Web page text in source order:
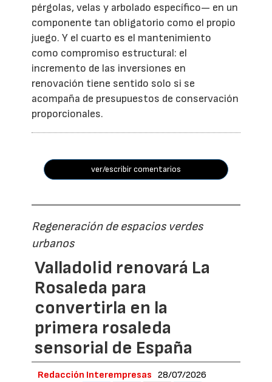
pérgolas, velas y arbolado específico— en un
componente tan obligatorio como el propio
juego. Y el cuarto es el mantenimiento
como compromiso estructural: el
incremento de las inversiones en
renovación tiene sentido solo si se
acompaña de presupuestos de conservación
proporcionales.
ver/escribir comentarios
Regeneración de espacios verdes
urbanos
Valladolid renovará La
Rosaleda para
convertirla en la
primera rosaleda
sensorial de España
Redacción Interempresas 28/07/2026